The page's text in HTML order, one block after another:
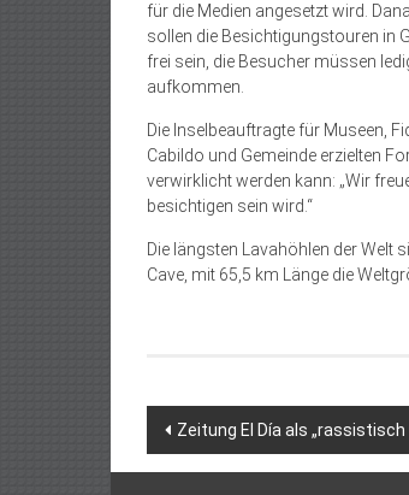
für die Medien angesetzt wird.
sollen die Besichtigungstouren in
frei sein, die Besucher müssen
aufkommen.
Die Inselbeauftragte für Museen,
Cabildo und Gemeinde erzielten
verwirklicht werden kann: „Wir
besichtigen sein wird.“
Die längsten Lavahöhlen der Welt
Cave, mit 65,5 km Länge die
Zeitung El Día als